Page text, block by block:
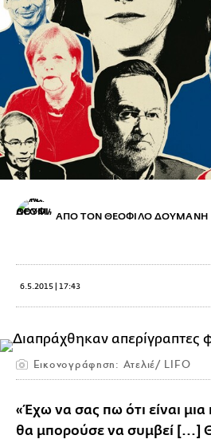
ΑΠΟ ΤΟΝ ΘΕΟΦΙΛΟ ΔΟΥΜΑΝΗ
6.5.2015 | 17:43
Εικονογράφηση: Ατελιέ/ LIFO
«Έχω να σας πω ότι είναι
θα μπορούσε να συμβεί [...]